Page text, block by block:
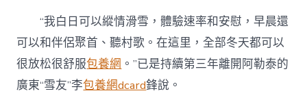
能
丨
雪
道
亮
“我白日可以縱情滑雪，體驗速率和安慰，早晨還
可以和伴侶聚首、聽村歌。在這里，全部冬天都可以
很放松很舒服包養網 。”已是持續第三年離開阿勒泰的
廣東“雪友”李包養網dcard鋒說。